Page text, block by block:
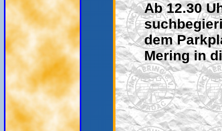
Ab 12.30
dem
Mering in